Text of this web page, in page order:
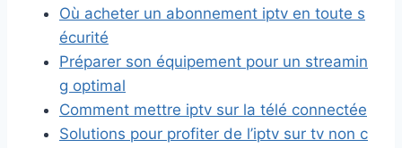
Où acheter un abonnement iptv en toute s
écurité
Préparer son équipement pour un streamin
g optimal
Comment mettre iptv sur la télé connectée
Solutions pour profiter de l’iptv sur tv non c